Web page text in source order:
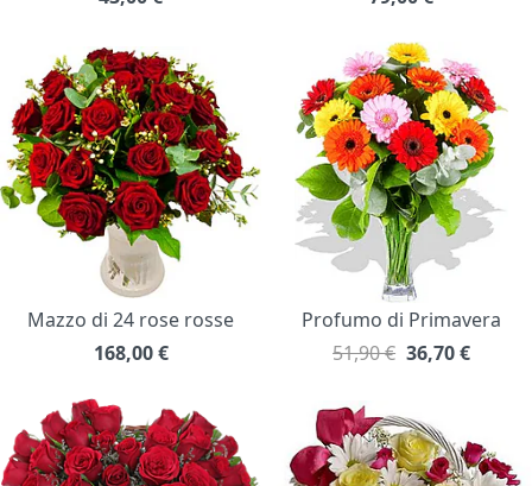
Mazzo di 24 rose rosse
168,00 €
Profumo di Primavera
51,90 € 36,70€